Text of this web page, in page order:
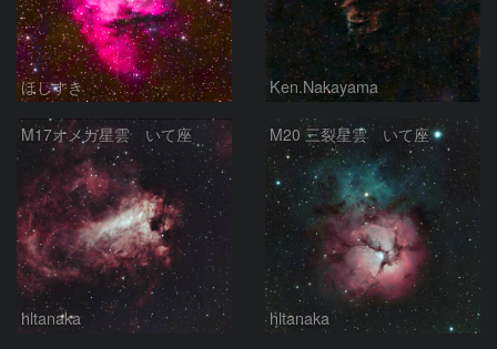
ほしすき Ken.Nakayama
M17オメガ星雲 いて座
hltanaka
M20 三裂星雲 いて座
hltanaka